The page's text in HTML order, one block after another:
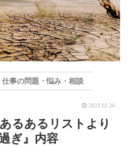
仕事の問題・悩み・相談
2023.02.26
るあるリストより
ぎ』内容